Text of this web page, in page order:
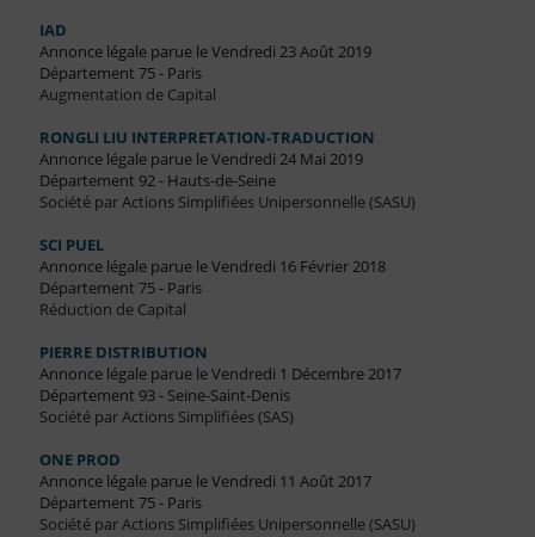
IAD
Annonce légale parue le Vendredi 23 Août 2019
Département 75 - Paris
Augmentation de Capital
RONGLI LIU INTERPRETATION-TRADUCTION
Annonce légale parue le Vendredi 24 Mai 2019
Département 92 - Hauts-de-Seine
Société par Actions Simplifiées Unipersonnelle (SASU)
SCI PUEL
Annonce légale parue le Vendredi 16 Février 2018
Département 75 - Paris
Réduction de Capital
PIERRE DISTRIBUTION
Annonce légale parue le Vendredi 1 Décembre 2017
Département 93 - Seine-Saint-Denis
Société par Actions Simplifiées (SAS)
ONE PROD
Annonce légale parue le Vendredi 11 Août 2017
Département 75 - Paris
Société par Actions Simplifiées Unipersonnelle (SASU)